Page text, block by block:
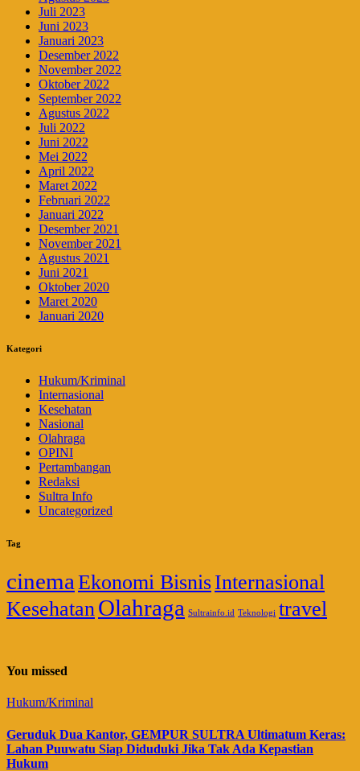
Juli 2023
Juni 2023
Januari 2023
Desember 2022
November 2022
Oktober 2022
September 2022
Agustus 2022
Juli 2022
Juni 2022
Mei 2022
April 2022
Maret 2022
Februari 2022
Januari 2022
Desember 2021
November 2021
Agustus 2021
Juni 2021
Oktober 2020
Maret 2020
Januari 2020
Kategori
Hukum/Kriminal
Internasional
Kesehatan
Nasional
Olahraga
OPINI
Pertambangan
Redaksi
Sultra Info
Uncategorized
Tag
cinema Ekonomi BisnisInternasional
KesehatanOlahraga Sultrainfo.id Teknologi travel
You missed
Hukum/Kriminal
Geruduk Dua Kantor, GEMPUR SULTRA Ultimatum Keras:
Lahan Puuwatu Siap Diduduki Jika Tak Ada Kepastian
Hukum